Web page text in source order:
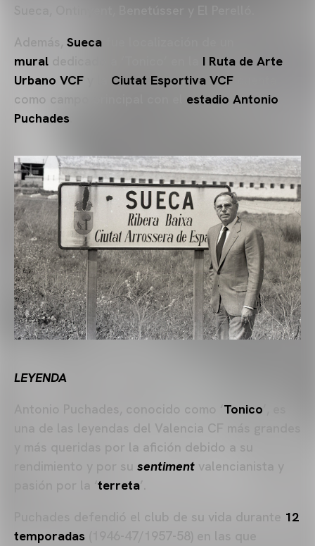
Además, Sueca
mural
I Ruta de Arte
Urbano VCF
Ciutat Esportiva VCF
como campo principal con el estadio Antonio
Puchades
LEYENDA
Antonio Puchades, conocido como ‘ Tonico
una de las leyendas del Valencia CF más grandes
y más queridas por la afición debido a su
rendimiento y por su sentiment valencianista y
terreta’.
Puchades defendió el club de su vida durante 12
temporadas (1946-47/1957-58) en las que